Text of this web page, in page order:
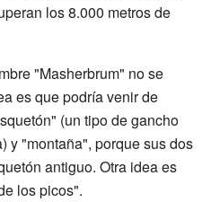
los 8.000 metros de
"Masherbrum" no se
es que podría venir de
(un tipo de gancho
y "montaña", porque sus dos
antiguo. Otra idea es
los picos".